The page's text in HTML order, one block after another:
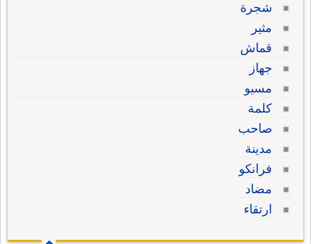
شجرة
مثير
قماش
جهاز
مسيو
كلمة
صاحب
مدينة
فرانكو
مضاد
ارتقاء